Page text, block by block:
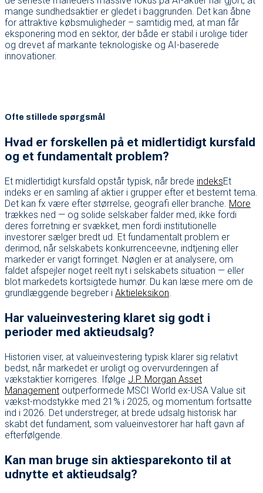
mange sundhedsaktier er gledet i baggrunden. Det kan åbne
for attraktive købsmuligheder – samtidig med, at man får
eksponering mod en sektor, der både er stabil i urolige tider
og drevet af markante teknologiske og AI-baserede
innovationer.
Ofte stillede spørgsmål
Hvad er forskellen på et midlertidigt kursfald
og et fundamentalt problem?
Et midlertidigt kursfald opstår typisk, når brede indeksEt
indeks er en samling af aktier i grupper efter et bestemt tema.
Det kan fx være efter størrelse, geografi eller branche. More
trækkes ned — og solide selskaber falder med, ikke fordi
deres forretning er svækket, men fordi institutionelle
investorer sælger bredt ud. Et fundamentalt problem er
derimod, når selskabets konkurrenceevne, indtjening eller
markeder er varigt forringet. Nøglen er at analysere, om
faldet afspejler noget reelt nyt i selskabets situation — eller
blot markedets kortsigtede humør. Du kan læse mere om de
grundlæggende begreber i Aktieleksikon.
Har valueinvestering klaret sig godt i
perioder med aktieudsalg?
Historien viser, at valueinvestering typisk klarer sig relativt
bedst, når markedet er uroligt og overvurderingen af
vækstaktier korrigeres. Ifølge J.P. Morgan Asset
Management outperformede MSCI World ex-USA Value sit
vækst-modstykke med 21% i 2025, og momentum fortsatte
ind i 2026. Det understreger, at brede udsalg historisk har
skabt det fundament, som valueinvestorer har haft gavn af
efterfølgende.
Kan man bruge sin aktiesparekonto til at
udnytte et aktieudsalg?